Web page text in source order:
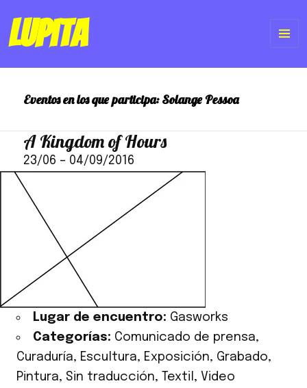
Lupita
Eventos en los que participa:Solange Pessoa
A Kingdom of Hours
23/06 – 04/09/2016
Lugar de encuentro: Gasworks
Categorías: Comunicado de prensa,
Curaduría, Escultura, Exposición, Grabado,
Pintura, Sin traducción, Textil , Video